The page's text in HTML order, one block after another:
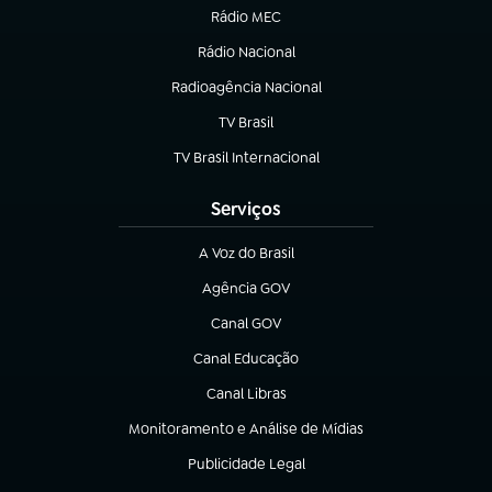
Rádio MEC
Rádio Nacional
(abre em nova aba)
Radioagência Nacional
(abre em nova aba)
TV Brasil
(abre em nova aba)
TV Brasil Internacional
(abre em nova aba)
Serviços
A Voz do Brasil
(abre em nova aba)
Agência GOV
(abre em nova aba)
Canal GOV
(abre em nova aba)
Canal Educação
(abre em nova aba)
Canal Libras
(abre em nova aba)
Monitoramento e Análise de Mídias
(abre em nova aba)
Publicidade Legal
(abre em nova aba)